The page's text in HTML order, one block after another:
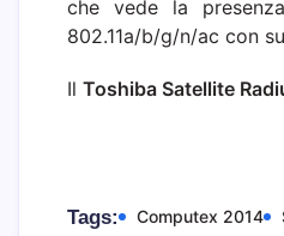
che vede la
802.11a/b/g/n/ac con
Il Toshiba Satellite
Tags: Computex 2014